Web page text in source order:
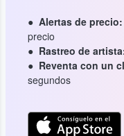
Alertas de precio:
precio
Rastreo de
Reventa con un
segundos